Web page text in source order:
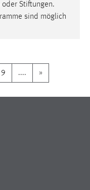
oder Stiftungen.
sind möglich
9 .... »